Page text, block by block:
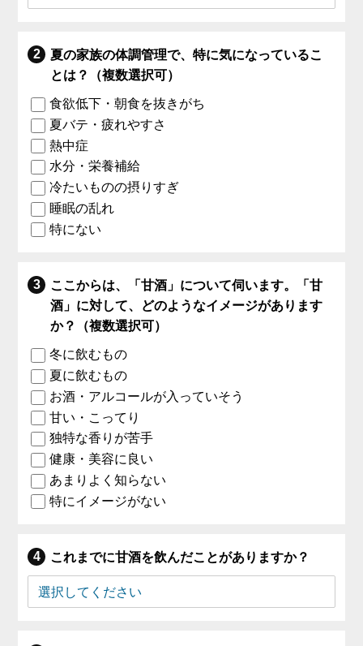
夏の家族の体調管理で、特に気になっているこ
とは？（複数選択可）
食欲低下・朝食を抜きがち
夏バテ・疲れやすさ
熱中症
水分・栄養補給
冷たいものの摂りすぎ
睡眠の乱れ
特にない
ここからは、「甘酒」について伺います。「甘
酒」に対して、どのようなイメージがあります
か？（複数選択可）
冬に飲むもの
夏に飲むもの
お酒・アルコールが入っていそう
甘い・こってり
独特な香りが苦手
健康・美容に良い
あまりよく知らない
特にイメージがない
これまでに甘酒を飲んだことがありますか？